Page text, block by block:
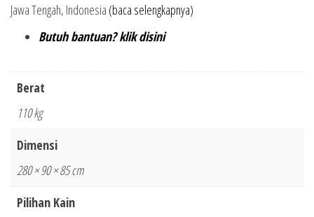
Jawa Tengah, Indonesia (baca selengkapnya)
Butuh bantuan? klik disini
Berat
110 kg
Dimensi
280 × 90 × 85 cm
Pilihan Kain